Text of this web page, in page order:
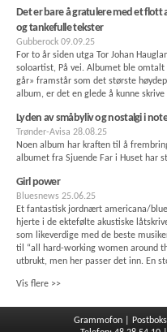
Det er bare å gratulere med et
og tankefulle tekster
Gubberock 09.09.25
For to år siden utga Tor Johan
soloartist, På vei. Albumet ble omtalt
går» framstår som det største
album, er det en glede å kunne
Lyden av småbyliv og nostalgi i
Trønder-Avisa 28.08.25
Noen album har kraften til å
albumet fra Sjuende Far i Huset har
Girl power
Bluesnews 25.06.25
Et fantastisk jordnært americana/
hjerte i de ektefølte akustiske
som likeverdige med de beste
til “all hard-working women around
utbrukt, men her passer det inn. En
Vis flere >>
Grammofon |